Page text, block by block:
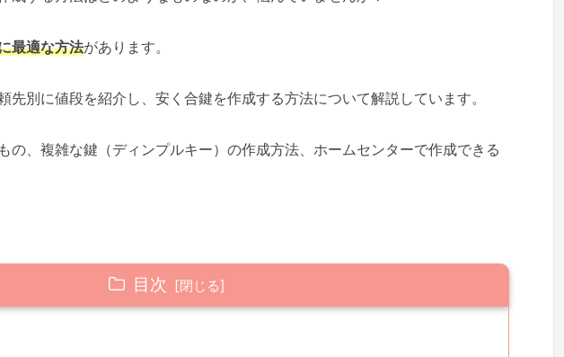
最適な方法があります。
先別に値段を紹介し、安く合鍵を作成する方法について解説しています。
の、複雑な鍵（ディンプルキー）の作成方法、ホームセンターで作成できる
目次